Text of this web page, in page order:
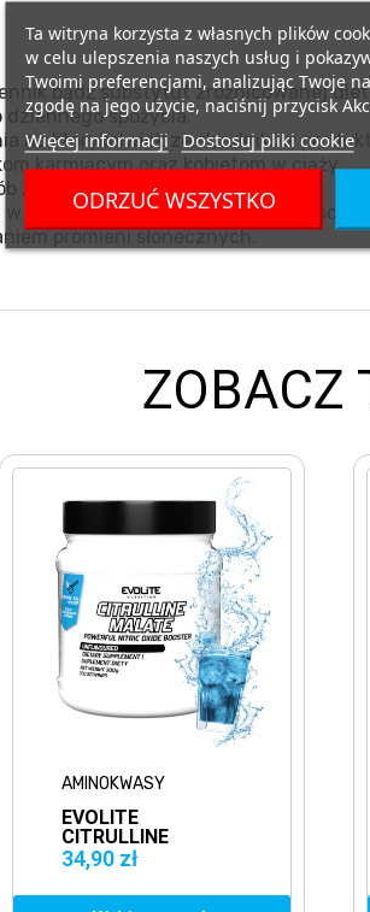
bądź substytut zróżnicowanej
dziennego spożycia.
na którykolwiek ze składników
karmiącym oraz kobietom w ciąży.
żywienia i zdrowy tryb życia.
temperaturze pokojowej, w miejscu
promieni słonecznych.
ZOBACZ
300G
Ta witryna korzysta z własnych plików
w celu ulepszenia naszych usług i
Twoimi preferencjami, analizując Twoje
zgodę na jego użycie, naciśnij przycisk
Więcej informacji Dostosuj pliki cookie
ODRZUĆ WSZYSTKO